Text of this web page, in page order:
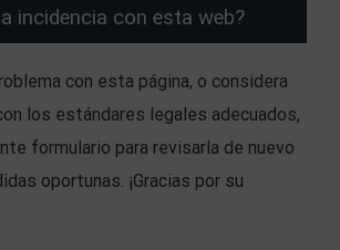
incidencia con esta web?
con esta página, o considera
los estándares legales adecuados,
formulario para revisarla de nuevo
oportunas. ¡Gracias por su